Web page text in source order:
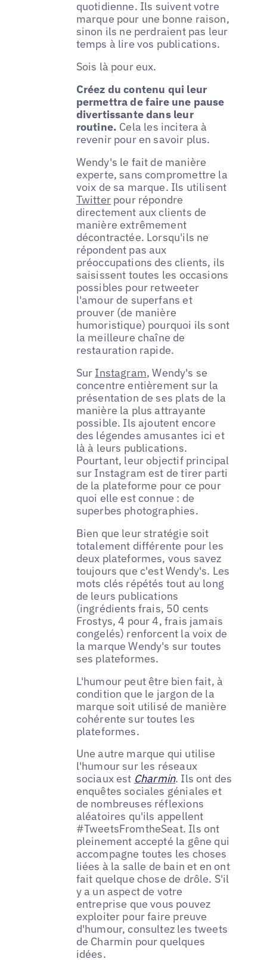
quotidienne. Ils suivent votre
marque pour une bonne raison,
sinon ils ne perdraient pas leur
temps à lire vos publications.
Sois là pour eux.
Créez du contenu qui leur
permettra de faire une pause
divertissante dans leur
routine. Cela les incitera à
revenir pour en savoir plus.
Wendy's le fait de manière
experte, sans compromettre la
voix de sa marque. Ils utilisent
Twitterpour répondre
directement aux clients de
manière extrêmement
décontractée. Lorsqu'ils ne
répondent pas aux
préoccupations des clients, ils
saisissent toutes les occasions
possibles pour retweeter
l'amour de superfans et
prouver (de manière
humoristique) pourquoi ils sont
la meilleure chaîne de
restauration rapide.
Sur Instagram, Wendy's se
concentre entièrement sur la
présentation de ses plats de la
manière la plus attrayante
possible. Ils ajoutent encore
des légendes amusantes ici et
là à leurs publications.
Pourtant, leur objectif principal
sur Instagram est de tirer parti
de la plateforme pour ce pour
quoi elle est connue : de
superbes photographies.
Bien que leur stratégie soit
totalement différente pour les
deux plateformes, vous savez
toujours que c'est Wendy's. Les
mots clés répétés tout au long
de leurs publications
(ingrédients frais, 50 cents
Frostys, 4 pour 4, frais jamais
congelés) renforcent la voix de
la marque Wendy's sur toutes
ses plateformes.
L'humour peut être bien fait, à
condition que le jargon de la
marque soit utilisé de manière
cohérente sur toutes les
plateformes.
Une autre marque qui utilise
l'humour sur les réseaux
sociaux est Charmin. Ils ont des
enquêtes sociales géniales et
de nombreuses réflexions
aléatoires qu'ils appellent
#TweetsFromtheSeat. Ils ont
pleinement accepté la gêne qui
accompagne toutes les choses
liées à la salle de bain et en ont
fait quelque chose de drôle. S'il
y a un aspect de votre
entreprise que vous pouvez
exploiter pour faire preuve
d'humour, consultez les tweets
de Charmin pour quelques
idées.